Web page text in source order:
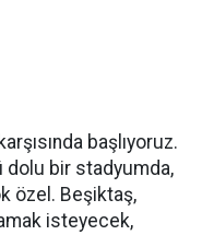
başlıyoruz.
dolu bir stadyumda,
özel. Beşiktaş,
isteyecek,